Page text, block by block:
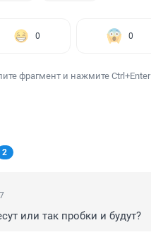
0 0
фрагмент и нажмите Ctrl+Enter
2
или так пробки и будут?